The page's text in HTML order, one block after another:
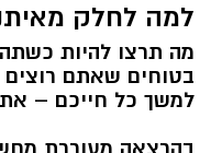
למה לחלק
מה תרצו להיות
בטוחים שאתם
למשך כל חייכם –